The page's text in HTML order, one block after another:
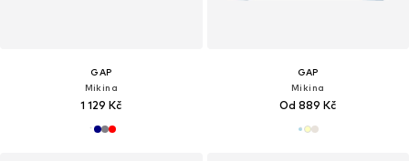
GAP
Mikina
1 129 Kč
GAP
Mikina
Od 889 Kč